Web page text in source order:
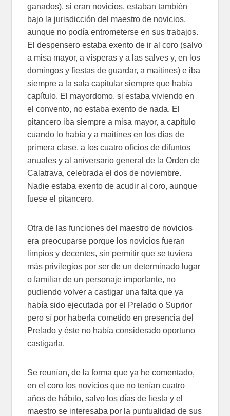
ganados), si eran novicios, estaban también
bajo la jurisdicción del maestro de novicios,
aunque no podía entrometerse en sus trabajos.
El despensero estaba exento de ir al coro (salvo
a misa mayor, a vísperas y a las salves y, en los
domingos y fiestas de guardar, a maitines) e iba
siempre a la sala capitular siempre que había
capítulo. El mayordomo, si estaba viviendo en
el convento, no estaba exento de nada. El
pitancero iba siempre a misa mayor, a capítulo
cuando lo había y a maitines en los días de
primera clase, a los cuatro oficios de difuntos
anuales y al aniversario general de la Orden de
Calatrava, celebrada el dos de noviembre.
Nadie estaba exento de acudir al coro, aunque
fuese el pitancero.
Otra de las funciones del maestro de novicios
era preocuparse porque los novicios fueran
limpios y decentes, sin permitir que se tuviera
más privilegios por ser de un determinado lugar
o familiar de un personaje importante, no
pudiendo volver a castigar una falta que ya
había sido ejecutada por el Prelado o Suprior
pero sí por haberla cometido en presencia del
Prelado y éste no había considerado oportuno
castigarla.
Se reunían, de la forma que ya he comentado,
en el coro los novicios que no tenían cuatro
años de hábito, salvo los días de fiesta y el
maestro se interesaba por la puntualidad de sus